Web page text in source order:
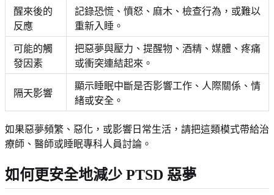
醒來後的
反應
記錄恐慌、憤怒、麻木、檢查行為，或難以
重新入睡。
可能的觸
發因素
把惡夢與壓力、提醒物、酒精、媒體、疼痛
或衝突連結起來。
隔天影響
顯示睡眠中斷是否影響工作、人際關係、情
緒或安全。
如果惡夢頻繁、惡化，或影響日常生活，請把這類模式帶給治
療師、醫師或睡眠專科人員討論。
如何更安全地減少 PTSD 惡夢